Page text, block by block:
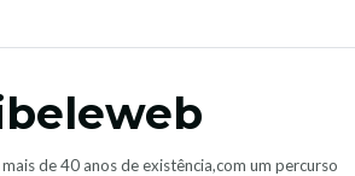
de 40 anos de existência,com um percurso